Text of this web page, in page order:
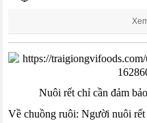
Nuôi rết chỉ cần đảm
Về chuồng ruôi: Người nuôi